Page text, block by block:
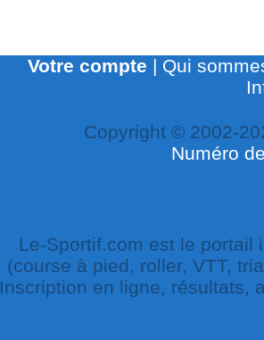
Votre compte | Qui
Copyright © 2002-
Numéro
Le-Sportif.com est le portail
(course à pied, roller, VTT,
Inscription en ligne, résultats,